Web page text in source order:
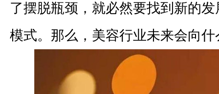
了摆脱瓶颈，就必然要找到新的
模式。那么，美容行业未来会向